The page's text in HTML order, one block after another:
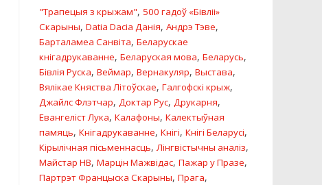
"Трапецыя з крыжам", 500 гадоў «Бiвлii»
Скарыны, Datia Dacia Данiя, Андрэ Тэве,
Барталамеа Санвіта, Беларускае
кнігадрукаванне, Беларуская мова, Беларусь,
Бівлія Руска, Веймар, Вернакуляр, Выстава,
Вялікае Княства Літоўскае, Галгофскi крыж,
Джайлс Флэтчар, Доктар Рус, Друкарня,
Евангелiст Лука, Калафоны, Калектыўная
памяць, Кнігадрукаванне, Кнігі, Кнігі Беларусі,
Кірылічная пісьменнасць,Лінгвістычны аналіз,
Майстар HB, Марцін Мажвідас, Пажар у Празе,
Партрэт Францыска Скарыны, Прага,